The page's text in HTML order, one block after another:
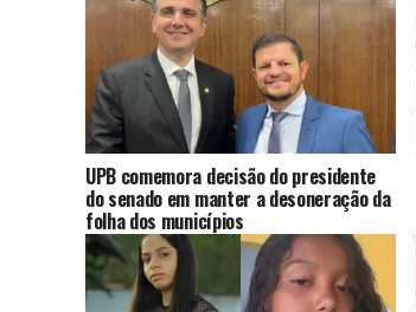
UPB comemora decisão do presidente
do senado em manter a desoneração da
folha dos municípios